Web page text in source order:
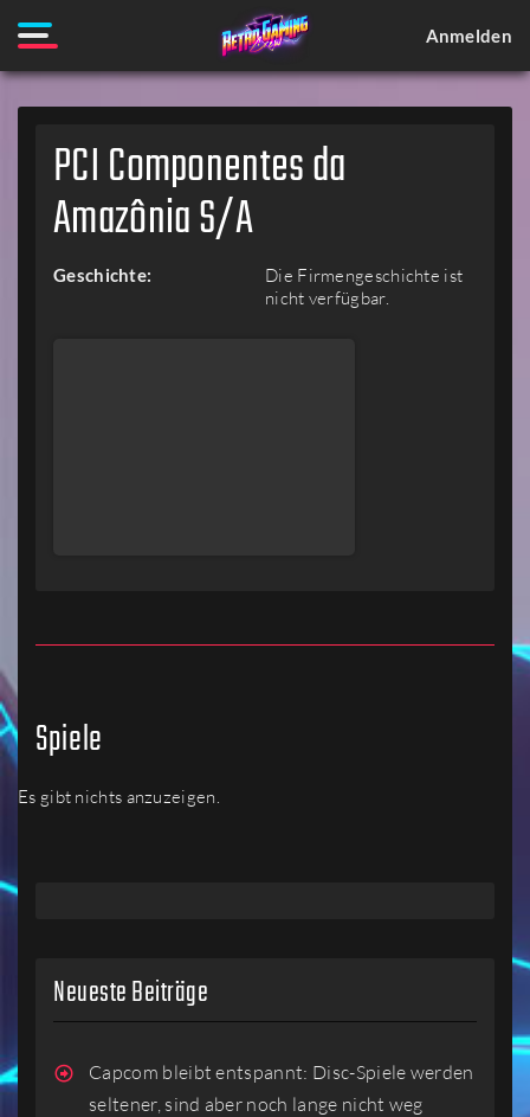
Anmelden
PCI Componentes da
Amazônia S/A
Geschichte:
Die Firmengeschichte ist
nicht verfügbar.
Spiele
Es gibt nichts anzuzeigen.
Neueste Beiträge
Capcom bleibt entspannt: Disc-Spiele werden
seltener, sind aber noch lange nicht weg